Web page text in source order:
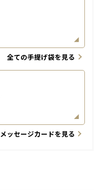
全ての手提げ袋を見る
メッセージカードを見る